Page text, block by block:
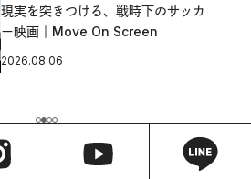
現実を突きつける、戦時下のサッカ
ー映画｜Move On Screen
2026.08.06